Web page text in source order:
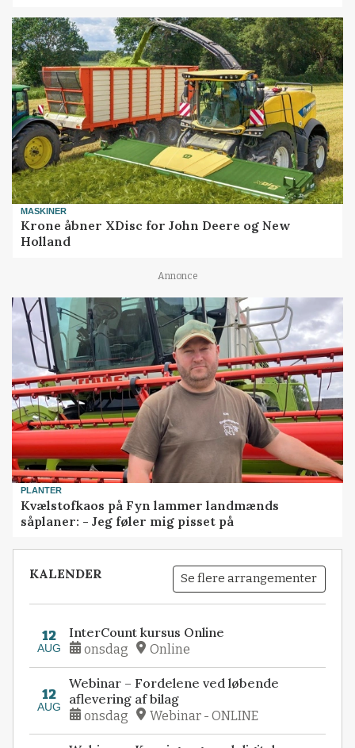
MASKINER
Krone åbner XDisc for John Deere og New
Holland
Annonce
PLANTER
Kvælstofkaos på Fyn lammer landmænds
såplaner: - Jeg føler mig pisset på
KALENDER Se flere arrangementer
12
AUG
InterCount kursus Online
onsdag Online
12
AUG
Webinar – Fordelene ved løbende
aflevering af bilag
onsdag Webinar - ONLINE